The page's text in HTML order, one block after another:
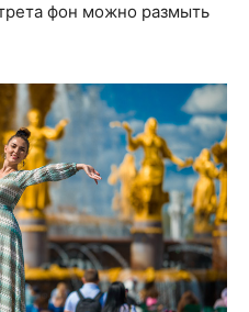
фон можно размыть